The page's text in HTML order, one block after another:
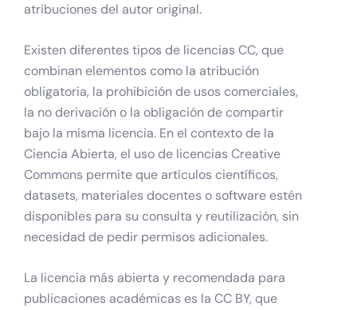
atribuciones del autor original.
Existen diferentes tipos de licencias CC, que
combinan elementos como la atribución
obligatoria, la prohibición de usos comerciales,
la no derivación o la obligación de compartir
bajo la misma licencia. En el contexto de la
Ciencia Abierta, el uso de licencias Creative
Commons permite que artículos científicos,
datasets, materiales docentes o software estén
disponibles para su consulta y reutilización, sin
necesidad de pedir permisos adicionales.
La licencia más abierta y recomendada para
publicaciones académicas es la CC BY, que